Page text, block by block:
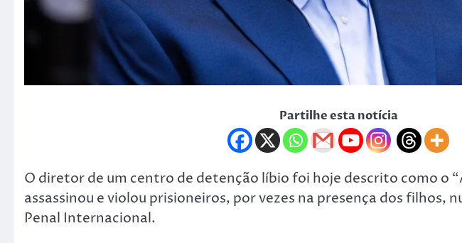
Partilhe esta notícia
O diretor de um centro de detenção líbio foi hoje descrito como o
assassinou e violou prisioneiros, por vezes na presença dos filhos,
Penal Internacional.